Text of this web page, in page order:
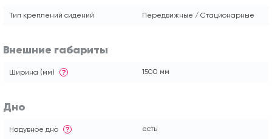
Тип креплений сидений Передвижные / Стационарные
Внешние габариты
Ширина (мм) ? 1500 мм
Дно
Надувное дно ? есть